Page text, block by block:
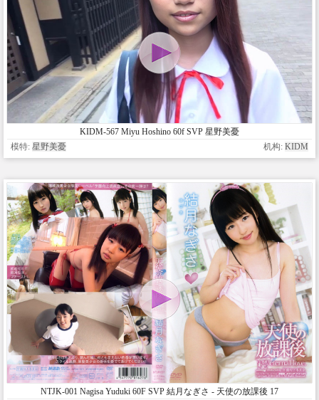
KIDM-567 Miyu Hoshino 60f SVP 星野美憂
模特: 星野美憂 机构: KIDM
NTJK-001 Nagisa Yuduki 60F SVP 結月なぎさ - 天使の放課後 17